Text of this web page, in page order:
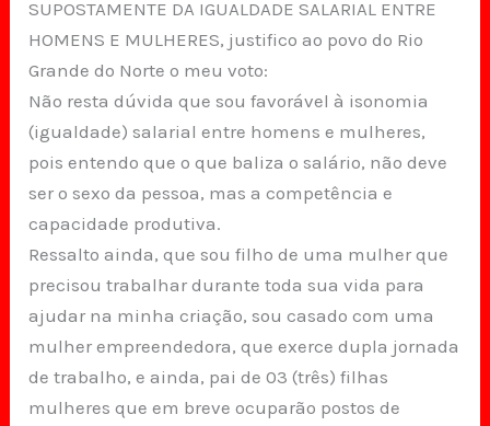
SUPOSTAMENTE DA IGUALDADE SALARIAL ENTRE
HOMENS E MULHERES, justifico ao povo do Rio
Grande do Norte o meu voto:
Não resta dúvida que sou favorável à isonomia
(igualdade) salarial entre homens e mulheres,
pois entendo que o que baliza o salário, não deve
ser o sexo da pessoa, mas a competência e
capacidade produtiva.
Ressalto ainda, que sou filho de uma mulher que
precisou trabalhar durante toda sua vida para
ajudar na minha criação, sou casado com uma
mulher empreendedora, que exerce dupla jornada
de trabalho, e ainda, pai de 03 (três) filhas
mulheres que em breve ocuparão postos de